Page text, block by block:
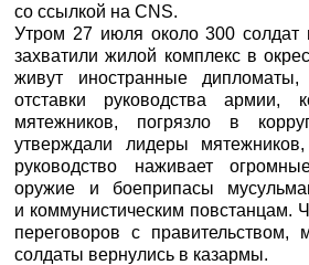
со ссылкой на CNS.
Утром 27 июля около 300 солдат
захватили жилой комплекс в
живут иностранные
отставки руководства армии,
мятежников, погрязло в
утверждали лидеры
руководство наживает
оружие и боеприпасы
и коммунистическим повстанцам.
переговоров с
солдаты вернулись в казармы.